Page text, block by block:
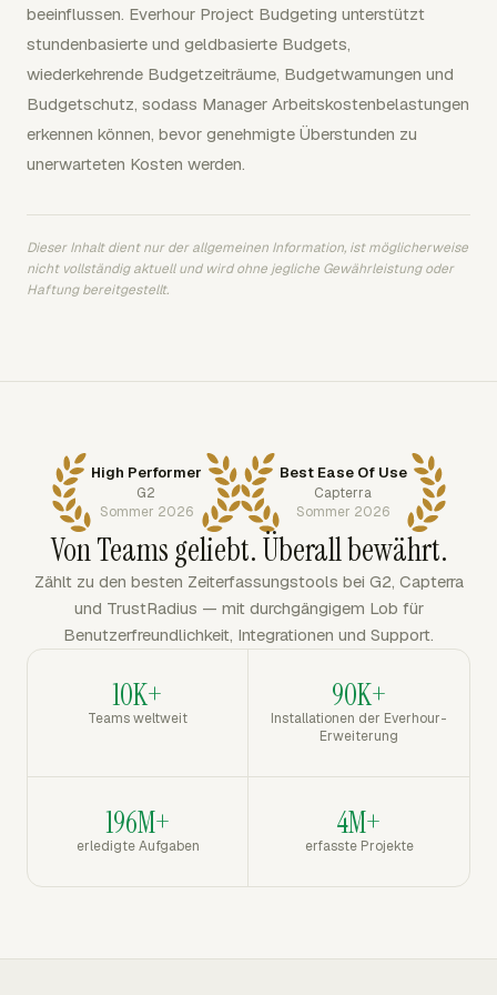
beeinflussen. Everhour Project Budgeting unterstützt
stundenbasierte und geldbasierte Budgets,
wiederkehrende Budgetzeiträume, Budgetwarnungen und
Budgetschutz, sodass Manager Arbeitskostenbelastungen
erkennen können, bevor genehmigte Überstunden zu
unerwarteten Kosten werden.
Dieser Inhalt dient nur der allgemeinen Information, ist möglicherweise
nicht vollständig aktuell und wird ohne jegliche Gewährleistung oder
Haftung bereitgestellt.
High Performer
G2
Sommer 2026
Best Ease Of Use
Capterra
Sommer 2026
Von Teams geliebt. Überall bewährt.
Zählt zu den besten Zeiterfassungstools bei G2, Capterra
und TrustRadius — mit durchgängigem Lob für
Benutzerfreundlichkeit, Integrationen und Support.
10K+
Teams weltweit
90K+
Installationen der Everhour-
Erweiterung
196M+
erledigte Aufgaben
4M+
erfasste Projekte